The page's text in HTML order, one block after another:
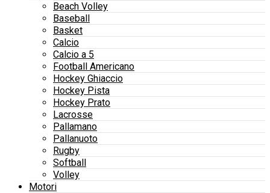
Beach Volley
Baseball
Basket
Calcio
Calcio a 5
Football Americano
Hockey Ghiaccio
Hockey Pista
Hockey Prato
Lacrosse
Pallamano
Pallanuoto
Rugby
Softball
Volley
Motori